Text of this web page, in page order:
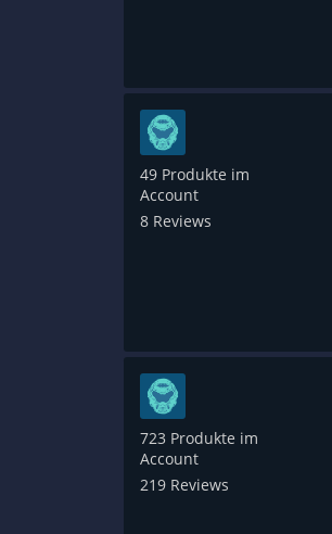
49 Produkte im
Account
8 Reviews
723 Produkte im
Account
219 Reviews